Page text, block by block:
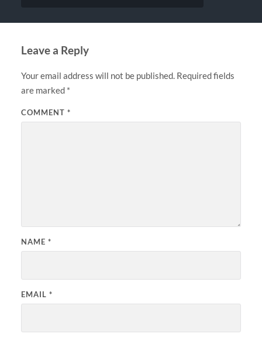
Leave a Reply
Your email address will not be published. Required fields
are marked *
COMMENT *
NAME *
EMAIL *